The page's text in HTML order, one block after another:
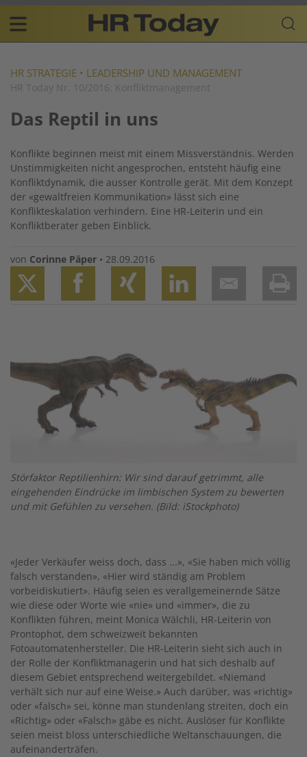
Skip
content
Plattform
für
Resources
navigation
DE
HR STRATEGIE • LEADERSHIP UND MANAGEMENT
HR Today Nr. 10/2016: Konfliktmanagement
Das Reptil in uns
Konflikte beginnen meist mit einem Missverständnis. Werden
Unstimmigkeiten nicht angesprochen, entsteht häufig eine
Konfliktdynamik, die ausser Kontrolle gerät. Mit dem Konzept
der «gewaltfreien Kommunikation» lässt sich eine
Konflikteskalation verhindern. Eine HR-Leiterin und ein
Konfliktberater geben Einblick.
von Corinne Päper • 28.09.2016
Störfaktor Reptilienhirn: Wir sind darauf getrimmt, alle
eingehenden Eindrücke im limbischen System zu bewerten
und mit Gefühlen zu versehen. (Bild: iStockphoto)
«Jeder Verkäufer weiss doch, dass ...», «Sie haben mich völlig
falsch verstanden», «Hier wird ständig am Problem
vorbeidiskutiert». Häufig seien es verallgemeinernde Sätze
wie diese oder Worte wie «nie» und «immer», die zu
Konflikten führen, meint Monica Wälchli, HR-Leiterin von
Prontophot, dem schweizweit bekannten
Fotoautomatenhersteller. Die HR-Leiterin sieht sich auch in
der Rolle der Konfliktmanagerin und hat sich deshalb auf
diesem Gebiet entsprechend weitergebildet. «Niemand
verhält sich nur auf eine Weise.» Auch darüber, was «richtig»
oder «falsch» sei, könne man stundenlang streiten, doch ein
«Richtig» oder «Falsch» gäbe es nicht. Auslöser für Konflikte
seien meist bloss unterschiedliche Weltanschauungen, die
aufeinanderträfen.